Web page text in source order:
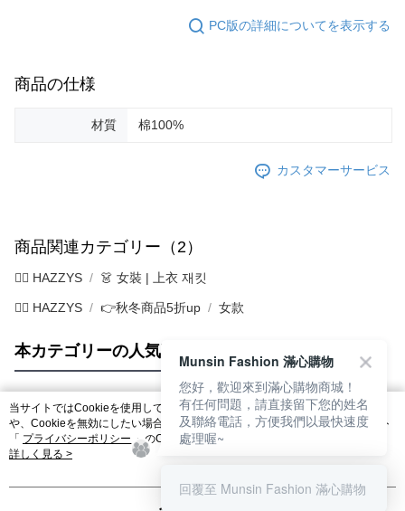
PC版の詳細についてを表示する
商品の仕様
材質 棉100%
カスタマーサービス
商品関連カテゴリー（2）
🐕‍🦺 HAZZYS 👗 女裝 | 上衣 재킷
🐕‍🦺 HAZZYS 👉秋冬商品5折up 女款
本カテゴリーの人気商品 サイト全体のランキング
人気タグ
当サイトではCookieを使用しています。当サイトのCookie使用に関する詳細
や、Cookieを無効にしたい場合のブラウザでの設定方法については、当サイト
「 プライバシーポリシー 」のCookieポリシーをご参照ください。お客さま
が、当サイトを引き続き使用される場合、当社がサイト利用規約のCookieポリ
詳しく見る >
Munsin Fashion 滿心購物
您好，歡迎來到滿心購物商城！
有任何問題，請直接留下您的姓名
及聯絡電話，方便我們以最快速度
處理喔~
回覆至 Munsin Fashion 滿心購物